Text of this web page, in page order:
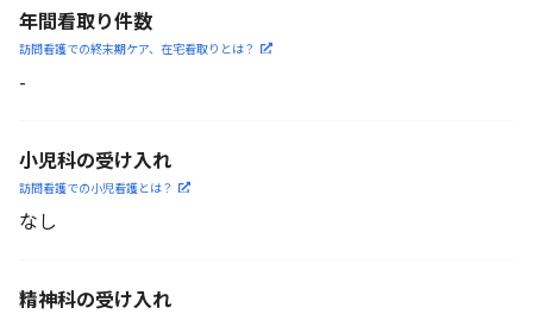
年間看取り件数
訪問看護での終末期ケア、 在宅看取りとは？
-
小児科の受け入れ
訪問看護での小児看護とは？
なし
精神科の受け入れ